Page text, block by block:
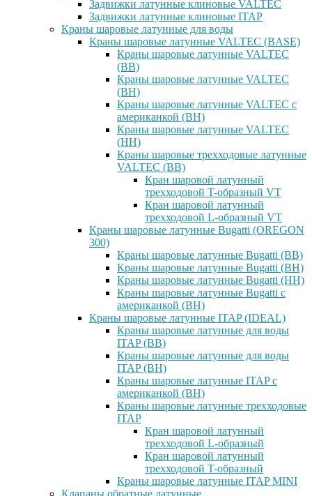
Задвижки латунные клиновые VALTEC
Задвижки латунные клиновые ITAP
Краны шаровые латунные для воды
Краны шаровые латунные VALTEC (BASE)
Краны шаровые латунные VALTEC
(ВВ)
Краны шаровые латунные VALTEC
(ВН)
Краны шаровые латунные VALTEC с
американкой (ВН)
Краны шаровые латунные VALTEC
(НН)
Краны шаровые трехходовые латунные
VALTEC (ВВ)
Кран шаровой латунный
трехходовой T-образный VT
Кран шаровой латунный
трехходовой L-образный VT
Краны шаровые латунные Bugatti (OREGON
300)
Краны шаровые латунные Bugatti (ВВ)
Краны шаровые латунные Bugatti (ВН)
Краны шаровые латунные Bugatti (НН)
Краны шаровые латунные Bugatti с
американкой (ВН)
Краны шаровые латунные ITAP (IDEAL)
Краны шаровые латунные для воды
ITAP (ВВ)
Краны шаровые латунные для воды
ITAP (ВН)
Краны шаровые латунные ITAP с
американкой (ВН)
Краны шаровые латунные трехходовые
ITAP
Кран шаровой латунный
трехходовой L-образный
Кран шаровой латунный
трехходовой T-образный
Краны шаровые латунные ITAP MINI
Клапаны обратные латунные